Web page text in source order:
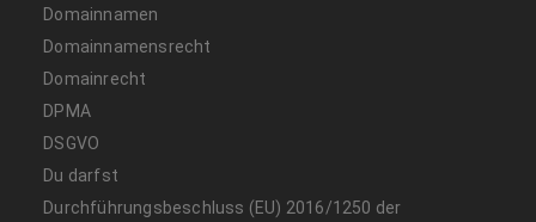
Domainnamen
Domainnamensrecht
Domainrecht
DPMA
DSGVO
Du darfst
Durchführungsbeschluss (EU) 2016/1250 der